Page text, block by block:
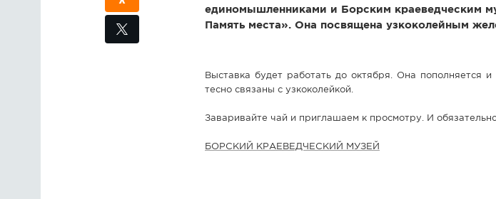
единомышленниками и Борским краеведческим
Память места». Она посвящена узкоколейным
Выставка будет работать до октября. Она пополняется
тесно связаны с узкоколейкой.
Заваривайте чай и приглашаем к просмотру. И
БОРСКИЙ КРАЕВЕДЧЕСКИЙ МУЗЕЙ